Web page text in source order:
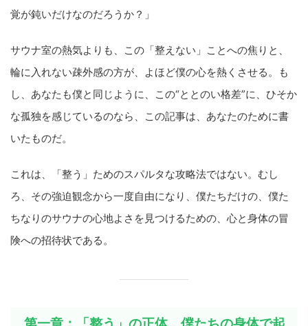
覚が鈍いだけなのだろうか？」
サウナ室の熱気よりも、この「整えない」ことへの焦りと、
輪に入れない疎外感の方が、よほど僕の心を熱くさせる。も
し、あなたも僕と同じように、この“ととのい格差”に、ひそか
な孤独を感じているのなら、この記事は、あなたのために書
いたものだ。
これは、「整う」ためのスパルタな攻略法ではない。むし
ろ、その強迫観念から一度自由になり、僕たちだけの、僕た
ちなりのサウナの心地よさを見つけるための、心と身体の冒
険への招待状である。